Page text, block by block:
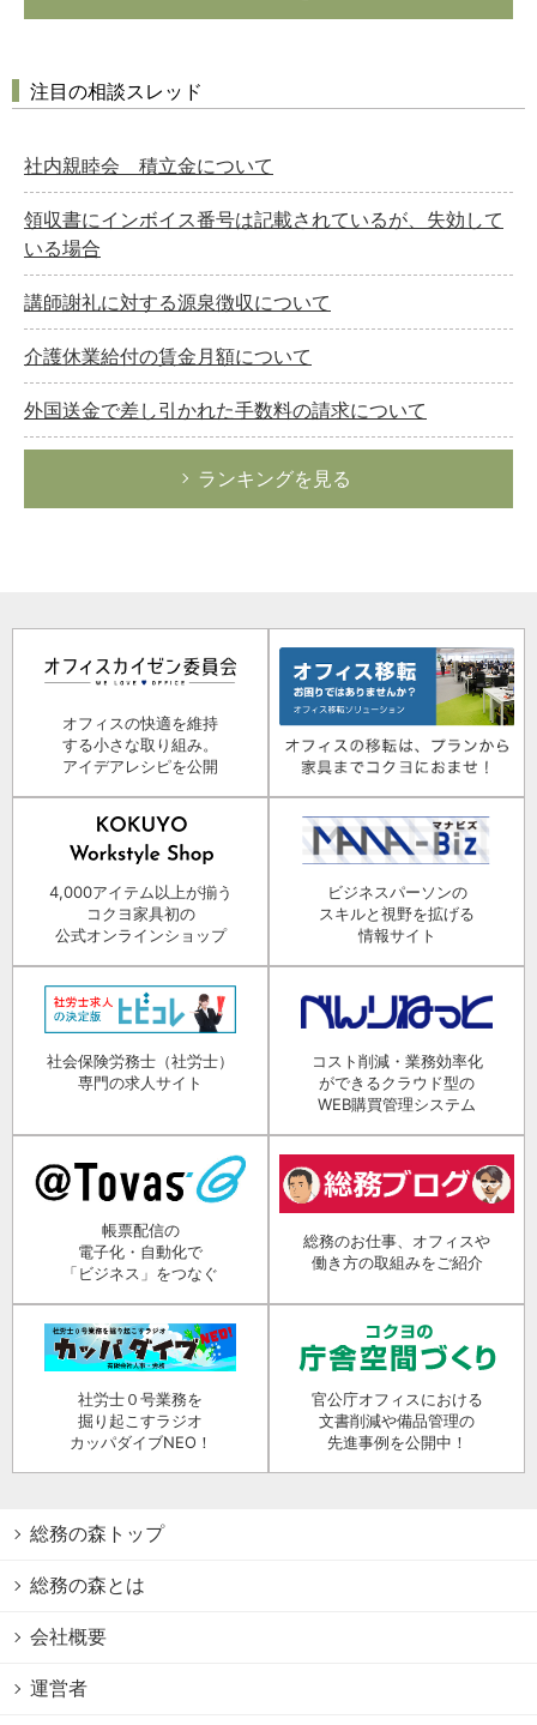
注目の相談スレッド
社内親睦会 積立金について
領収書にインボイス番号は記載されているが、失効して
いる場合
講師謝礼に対する源泉徴収について
介護休業給付の賃金月額について
外国送金で差し引かれた手数料の請求について
ランキングを見る
オフィスの快適を維持
する小さな取り組み。
アイデアレシピを公開
4,000アイテム以上が揃う
コクヨ家具初の
公式オンラインショップ
ビジネスパーソンの
スキルと視野を拡げる
情報サイト
社会保険労務士（社労士）
専門の求人サイト
コスト削減・業務効率化
ができるクラウド型の
WEB購買管理システム
帳票配信の
電子化・自動化で
「ビジネス」をつなぐ
総務のお仕事、オフィスや
働き方の取組みをご紹介
社労士０号業務を
掘り起こすラジオ
カッパダイブNEO！
官公庁オフィスにおける
文書削減や備品管理の
先進事例を公開中！
総務の森トップ
総務の森とは
会社概要
運営者